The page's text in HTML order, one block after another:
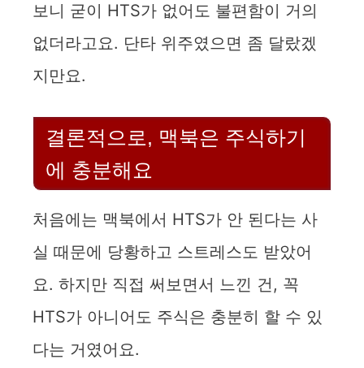
보니 굳이 HTS가 없어도 불편함이 거의
없더라고요. 단타 위주였으면 좀 달랐겠
지만요.
결론적으로, 맥북은 주식하기
에 충분해요
처음에는 맥북에서 HTS가 안 된다는 사
실 때문에 당황하고 스트레스도 받았어
요. 하지만 직접 써보면서 느낀 건, 꼭
HTS가 아니어도 주식은 충분히 할 수 있
다는 거였어요.